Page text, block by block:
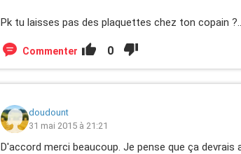
Pk tu laisses pas des plaquettes chez ton copain
Commenter 0
doudount
31 mai 2015 à 21:21
D'accord merci beaucoup. Je pense que ça